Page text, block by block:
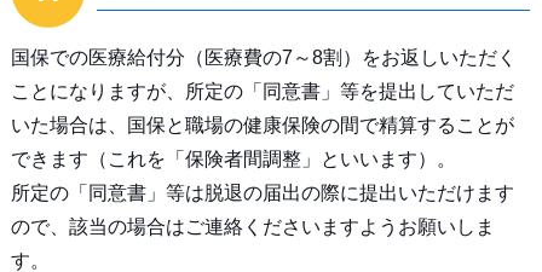
国保での医療給付分（医療費の7～8割）をお返しいただく
ことになりますが、所定の「同意書」等を提出していただ
いた場合は、国保と職場の健康保険の間で精算することが
できます（これを「保険者間調整」といいます）。
所定の「同意書」等は脱退の届出の際に提出いただけます
ので、該当の場合はご連絡くださいますようお願いしま
す。